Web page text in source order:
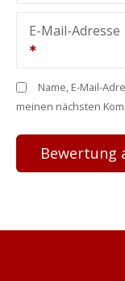
E-Mail-Adresse
Name, E-Mail-
meinen nächsten